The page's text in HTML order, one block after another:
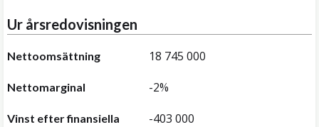
Ur årsredovisningen
Nettoomsättning 18 745 000
Nettomarginal -2%
Vinst efter finansiella
-403 000